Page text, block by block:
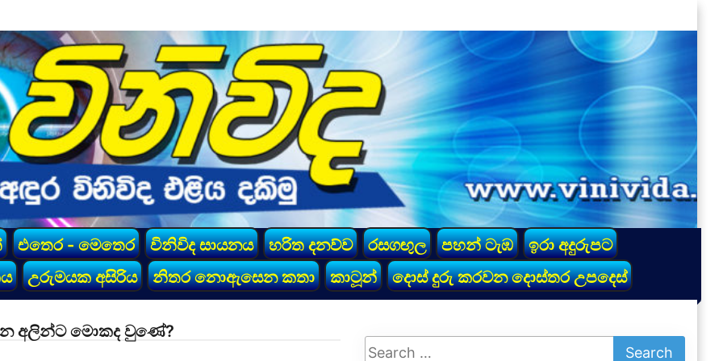
එතෙර - මෙතෙර විනිවිද සායනය හරිත දනව්ව රසගඟුල පහන් ටැඹ
ඉරා අදුරුපට
උරුමයක අසිරිය නිතර නොඇසෙන කතා කාටූන් දොස් දුරු කරවන දොස්තර උපදෙස්
වන අලින්ට මොකද වුණේ?